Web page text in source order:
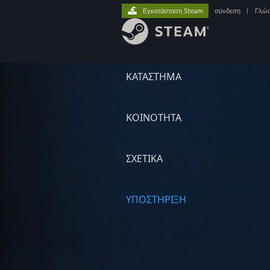
ΚΑΤΑΣΤΗΜΑ
ΚΟΙΝΟΤΗΤΑ
ΣΧΕΤΙΚΆ
ΥΠΟΣΤΗΡΙΞΗ
Εγκατάσταση Steam σύνδεση